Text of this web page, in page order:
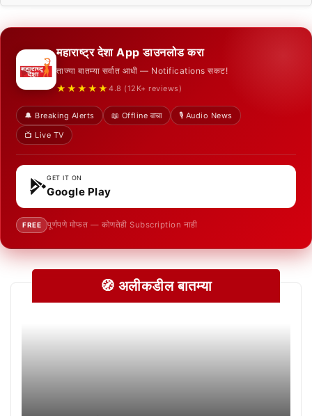
महाराष्ट्र देशा App डाउनलोड करा
ताज्या बातम्या सर्वात आधी — Notifications सकट!
★★★★★ 4.8 (12K+ reviews)
🔔 Breaking Alerts 📖 Offline वाचा
🎙️ Audio News
📺 Live TV
GET IT ON
Google Play
FREE पूर्णपणे मोफत — कोणतेही Subscription नाही
🧭 अलीकडील बातम्या